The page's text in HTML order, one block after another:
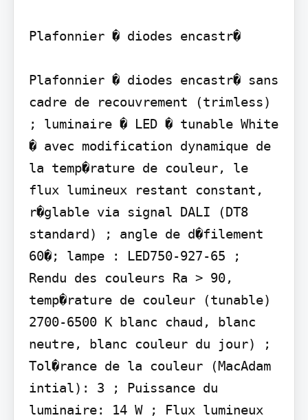
Plafonnier � diodes encastr�
Plafonnier � diodes encastr� sans
cadre de recouvrement (trimless)
; luminaire � LED � tunable White
� avec modification dynamique de
la temp�rature de couleur, le
flux lumineux restant constant,
r�glable via signal DALI (DT8
standard) ; angle de d�filement
60�; lampe : LED750-927-65 ;
Rendu des couleurs Ra > 90,
temp�rature de couleur (tunable)
2700-6500 K blanc chaud, blanc
neutre, blanc couleur du jour) ;
Tol�rance de la couleur (MacAdam
intial): 3 ; Puissance du
luminaire: 14 W ; Flux lumineux